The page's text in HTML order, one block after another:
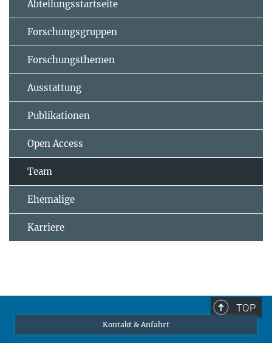
Abteilungsstartseite
Forschungsgruppen
Forschungsthemen
Ausstattung
Publikationen
Open Access
Team
Ehemalige
Karriere
TOP
Kontakt & Anfahrt